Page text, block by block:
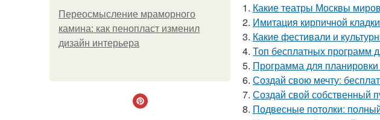
Переосмысление мраморного
камина: как пенопласт изменил
дизайн интерьера
1. Какие театры Москвы
2. Имитация кирпичной
3. Какие фестивали и
4. Топ бесплатных программ
5. Программа для
6. Создай свою мечту:
7. Создай свой собственный
8. Подвесные потолки: